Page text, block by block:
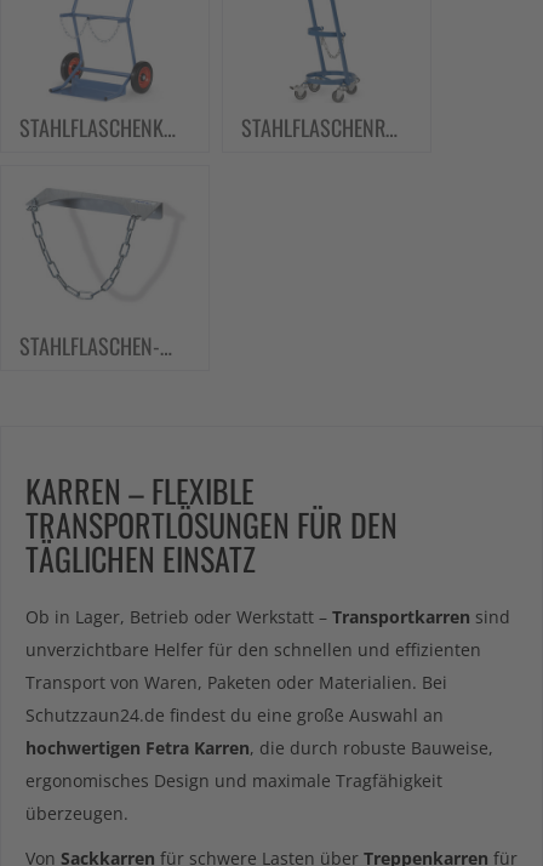
STAHLFLASCHENKARREN STAHLFLASCHENROLLER
STAHLFLASCHEN-WANDHALTERUNG
KARREN – FLEXIBLE
TRANSPORTLÖSUNGEN FÜR DEN
TÄGLICHEN EINSATZ
Ob in Lager, Betrieb oder Werkstatt – Transportkarren sind
unverzichtbare Helfer für den schnellen und effizienten
Transport von Waren, Paketen oder Materialien. Bei
Schutzzaun24.de findest du eine große Auswahl an
hochwertigen Fetra Karren, die durch robuste Bauweise,
ergonomisches Design und maximale Tragfähigkeit
überzeugen.
Von Sackkarren für schwere Lasten über Treppenkarren für